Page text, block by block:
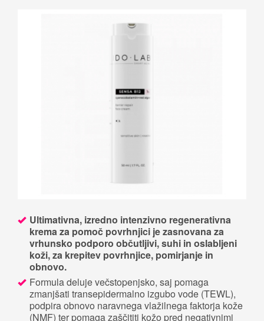
Ultimativna, izredno intenzivno regenerativna
krema za pomoč povrhnjici je zasnovana za
vrhunsko podporo občutljivi, suhi in oslabljeni
koži, za krepitev povrhnjice, pomirjanje in
obnovo.
Formula deluje večstopenjsko, saj pomaga
zmanjšati transepidermalno izgubo vode (TEWL),
podpira obnovo naravnega vlažilnega faktorja kože
(NMF) ter pomaga zaščititi kožo pred negativnimi